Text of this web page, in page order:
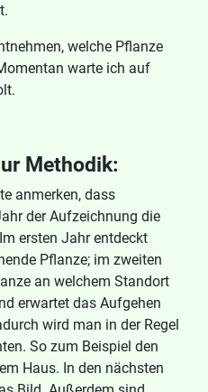
welche Pflanze
warte ich auf
Methodik:
anmerken, dass
der Aufzeichnung die
ersten Jahr entdeckt
Pflanze; im zweiten
an welchem Standort
erwartet das Aufgehen
wird man in der Regel
So zum Beispiel den
Haus. In den nächsten